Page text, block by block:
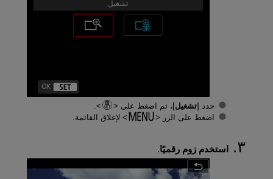
حدد [تشغيل]، ثم اضغط على
.
اضغط على الزر
لإغلاق القائمة.
استخدم زوم رقميًا.